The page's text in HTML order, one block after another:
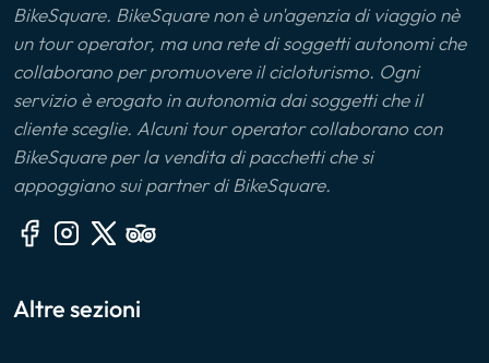
BikeSquare. BikeSquare non è un'agenzia di viaggio nè
un tour operator, ma una rete di soggetti autonomi che
collaborano per promuovere il cicloturismo. Ogni
servizio è erogato in autonomia dai soggetti che il
cliente sceglie. Alcuni tour operator collaborano con
BikeSquare per la vendita di pacchetti che si
appoggiano sui partner di BikeSquare.
Altre sezioni